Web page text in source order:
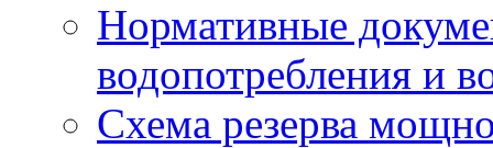
Нормативные
водопотребления и
Схема резерва